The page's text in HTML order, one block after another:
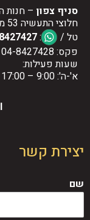
סניף צפון – חנות
חלוצי התעשיה 53 מפרץ חיפה
טל /
:
פקס: 04-8427428
שעות פעילות:
א'-ה': 9:00 – 17:00
יצירת קשר
שם